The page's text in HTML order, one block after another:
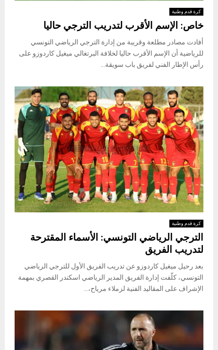
كرة قدم وطنية
خاص: الإسم الأقرب لتدريب الترجي حاليا
أفادت مصادر مطلعة وقريبة من إدارة الترجي الرياضي التونسي
للرياضية أن الإسم الأقرب حاليا لخلافة البرتغالي ميغيل كاردوزو على
رأس الإطار الفني لفريق باب سويقة...
كرة قدم وطنية
الترجي الرياضي التونسي: الأسماء المقترحة
لتدريب الفريق
بعد رحيل ميغيل كاردوزو عن تدريب الفريق الأول للترجي الرياضي
التونسي، كلّفت إدارة الفريق المدير الرياضي اسكندر القصري بمهمة
الإشراف على المقاليد الفنية لزملاء مرياح،...